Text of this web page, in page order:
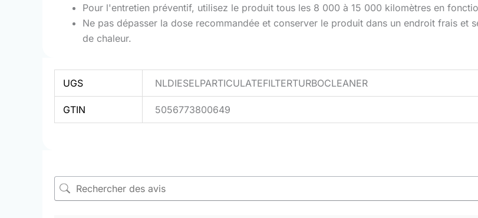
Pour l'entretien préventif, utilisez le produit tous les 8 000 à 15 000 kilomètres en
Ne pas dépasser la dose recommandée et conserver le produit dans un endroit frais et
de chaleur.
UGS NLDIESELPARTICULATEFILTERTURBOCLEANER
GTIN 5056773800649